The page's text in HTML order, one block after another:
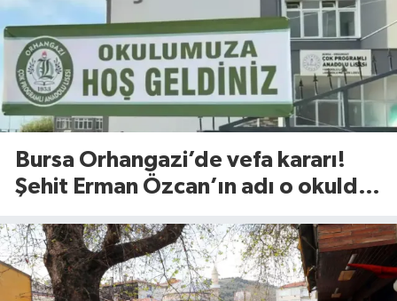
Bursa Orhangazi’de vefa kararı!
Şehit Erman Özcan’ın adı o okulda